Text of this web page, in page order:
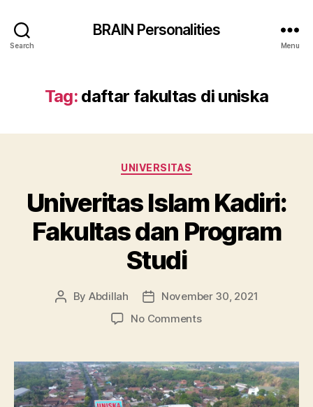
Search
BRAIN Personalities
Menu
Tag: daftar fakultas di uniska
Categories
UNIVERSITAS
Univeritas Islam Kadiri:
Fakultas dan Program
Studi
Post
By Abdillah
Post
date
November 30, 2021
No Commentson
Kadiri:
Fakultas
dan